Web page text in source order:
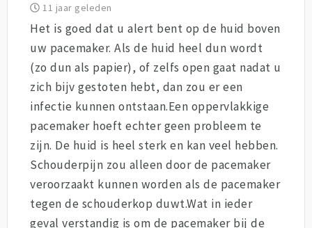
11 jaar geleden
Het is goed dat u alert bent op de huid boven
uw pacemaker. Als de huid heel dun wordt
(zo dun als papier), of zelfs open gaat nadat u
zich bijv gestoten hebt, dan zou er een
infectie kunnen ontstaan.Een oppervlakkige
pacemaker hoeft echter geen probleem te
zijn. De huid is heel sterk en kan veel hebben.
Schouderpijn zou alleen door de pacemaker
veroorzaakt kunnen worden als de pacemaker
tegen de schouderkop duwt.Wat in ieder
geval verstandig is om de pacemaker bij de